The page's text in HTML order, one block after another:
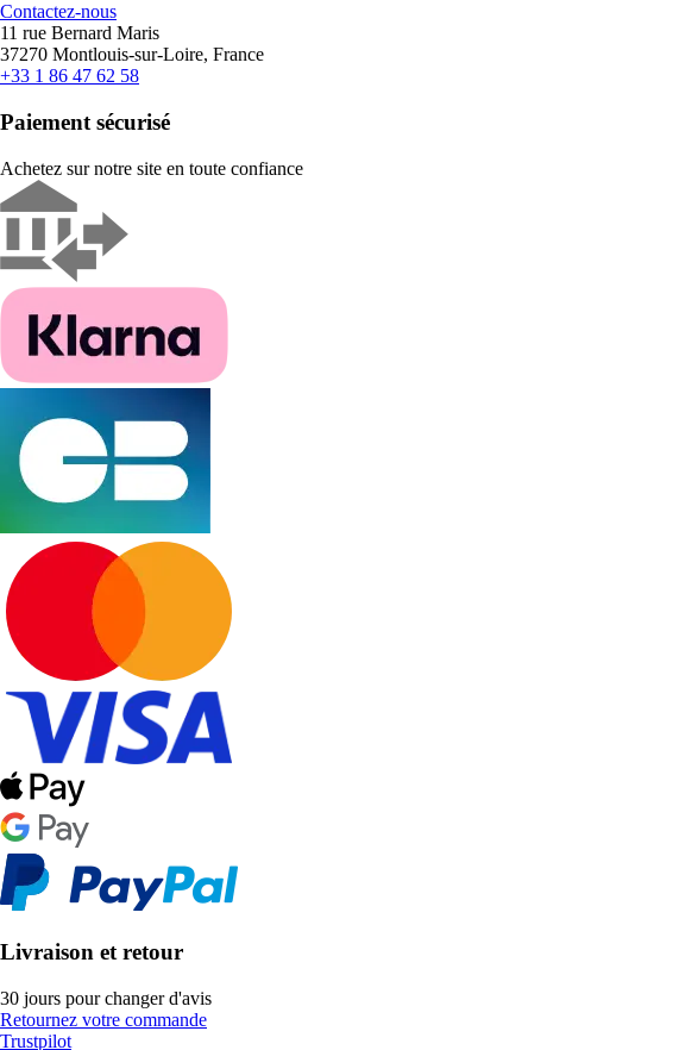
Contactez-nous
11 rue Bernard Maris
37270 Montlouis-sur-Loire, France
+33 1 86 47 62 58
Paiement sécurisé
Achetez sur notre site en toute confiance
Livraison et retour
30 jours pour changer d'avis
Retournez votre commande
Trustpilot